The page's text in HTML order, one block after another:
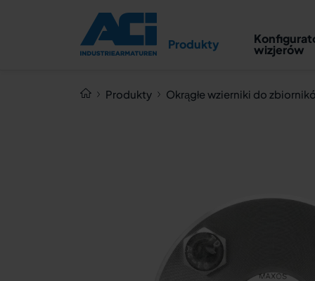
Produkty wizjerów
Okrągły wizjer mocowany
typ 392 PN 16/160
Produkty Okrągłe wzierniki do